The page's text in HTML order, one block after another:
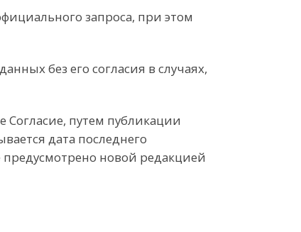
запроса, при этом
без его согласия в случаях,
путем публикации
дата последнего
новой редакцией